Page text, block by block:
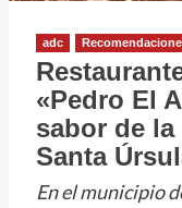
adc
«Pedro El
sabor de
Santa
En el municipio